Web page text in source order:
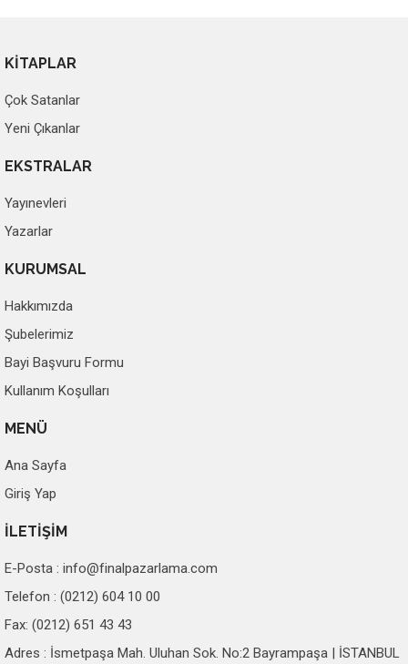
KİTAPLAR
Çok Satanlar
Yeni Çıkanlar
EKSTRALAR
Yayınevleri
Yazarlar
KURUMSAL
Hakkımızda
Şubelerimiz
Bayi Başvuru Formu
Kullanım Koşulları
MENÜ
Ana Sayfa
Giriş Yap
İLETİŞİM
E-Posta : info@finalpazarlama.com
Telefon : (0212) 604 10 00
Fax: (0212) 651 43 43
Adres : İsmetpaşa Mah. Uluhan Sok. No:2 Bayrampaşa | İSTANBUL